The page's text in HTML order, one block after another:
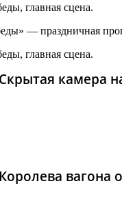
главная сцена.
— праздничная
главная сцена.
Скрытая камера
Королева вагона